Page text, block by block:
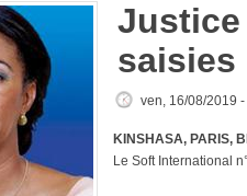
Justice
saisies
ven, 16/08/2019 -
KINSHASA, PARIS,
Le Soft International